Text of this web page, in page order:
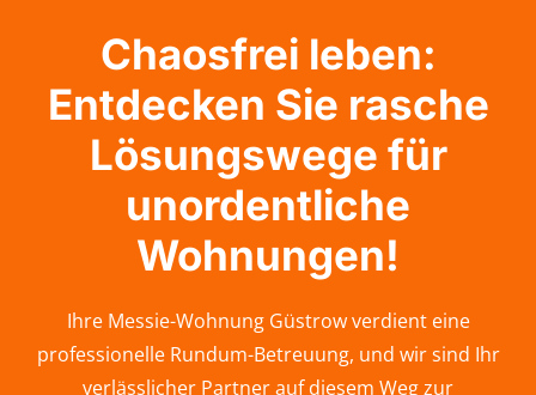
Chaosfrei leben:
Entdecken Sie rasche
Lösungswege für
unordentliche
Wohnungen!
Ihre Messie-Wohnung Güstrow verdient eine
professionelle Rundum-Betreuung, und wir sind Ihr
verlässlicher Partner auf diesem Weg zur